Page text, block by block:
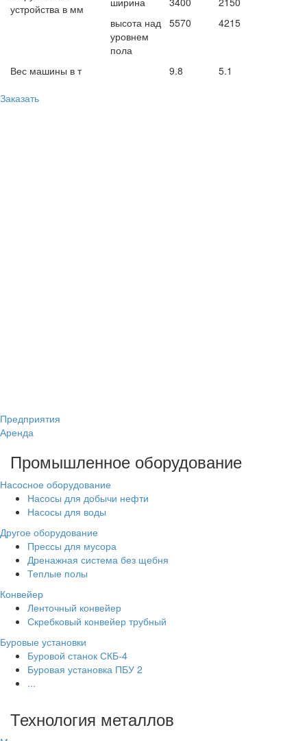
устройства в мм
высота над
уровнем
пола
5570 4215
Вес машины в т 9.8
5.1
Заказать
Предприятия
Аренда
Промышленное оборудование
Насосное оборудование
Насосы для добычи нефти
Насосы для воды
Другое оборудование
Прессы для мусора
Дренажная система без щебня
Теплые полы
Конвейер
Ленточный конвейер
Скребковый конвейер трубный
Буровые установки
Буровой станок СКБ-4
Буровая установка ПБУ 2
...
Технология металлов